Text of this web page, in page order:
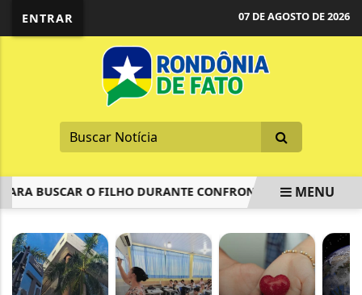
ENTRAR 07 DE AGOSTO DE 2026
O FILHO DURANTE CONFRONTO ENTRE PM EMENU